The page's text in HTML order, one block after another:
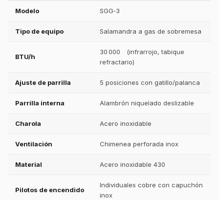
Modelo SGG‑3
Tipo de equipo Salamandra a gas de sobremesa
BTU/h
30 000 (infrarrojo, tabique
refractario)
Ajuste de parrilla 5 posiciones con gatillo/palanca
Parrilla interna Alambrón niquelado deslizable
Charola Acero inoxidable
Ventilación Chimenea perforada inox
Material Acero inoxidable 430
Pilotos de encendido
Individuales cobre con capuchón
inox